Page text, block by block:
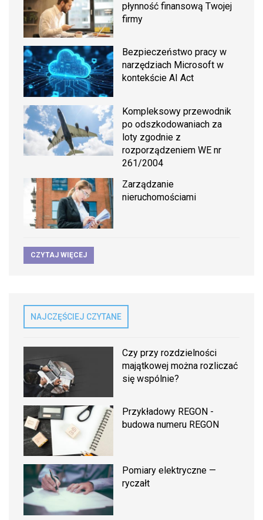
płynność finansową Twojej
firmy
Bezpieczeństwo pracy w
narzędziach Microsoft w
kontekście AI Act
Kompleksowy przewodnik
po odszkodowaniach za
loty zgodnie z
rozporządzeniem WE nr
261/2004
Zarządzanie
nieruchomościami
CZYTAJ WIĘCEJ
NAJCZĘŚCIEJ CZYTANE
Czy przy rozdzielności
majątkowej można rozliczać
się wspólnie?
Przykładowy REGON -
budowa numeru REGON
Pomiary elektryczne —
ryczałt